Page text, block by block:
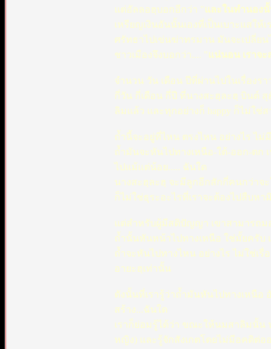
แต่อัลลอฮฺบอกอีกว่า " และในทำนองนั้
เหรียญเงินอันนั้นเองที่เป็นเบาะแสใ
ศรัทธาไปเข่นฆ่าทรมาน มันจะเปลี่ย
ชาวเมืองจึงบอกว่า.... " แน่นอน เราจ
จำนวน วัน เดือน ปีที่ผ่านไปในเรื่องร
กี่วัน กี่เดือน กี่ปี ที่นางสะฮฺละฮฺ บินต์
ลิมแล้ว และทุกอย่างก็ happy ก็ไม่ใช่
ถ้ำนี้จะอยู่ที่ไหน ตรงไหน อย่างไร ไม่
ถ้ำมันจะหันไปทางเหนือ-ใต้-ออก-ตก
ไปแม้แต่น้อย..... ฉันใด
นางสะฮฺละฮฺ จะมีลูกอีกสักกี่คนกว่าจ
ก็ไม่ใช่ธุระอะไรที่เราจะต้องไปสืบหา
แต่สำหรับผู้มีสติปัญญา เขาสามารถม
ถ้ำนั้นหันหน้าไปทางเหนือ ใช่มั้ยครับ
ถ้ำจะหันไปทางไหน อย่างไร ไม่ใช่เ
อายะฮฺเท่านั้น
ดังนั้นที่เรารู้ว่าถ้ำมันหันไปทางเหนือ
สร้าง...ฉันใด
เราก็ย่อมรู้ได้ว่า ขณะให้นมสาลิมนั้น
หญิง) และรู้จักสังเกตโดยไม่มีอคติต่